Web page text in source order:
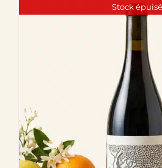
Stock épuisé